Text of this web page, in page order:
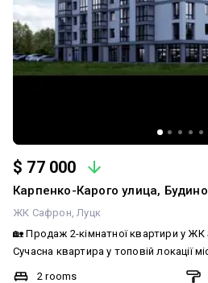
$ 77 000
Карпенко-Карого улица,
ЖК Сафрон Луцк
🏡 Продаж 2-кімнатної квартири у ЖК Safron 📍 р-н
Сучасна квартира у топовій локації
ТРЦ, магазини, школи, садочки, зручна
2 rooms